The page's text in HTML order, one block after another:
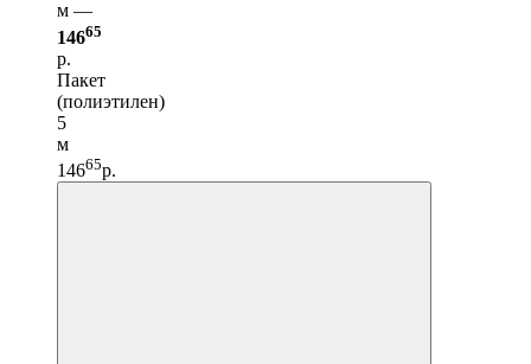
м —
14665
р.
Пакет
(полиэтилен)
5
м
14665р.